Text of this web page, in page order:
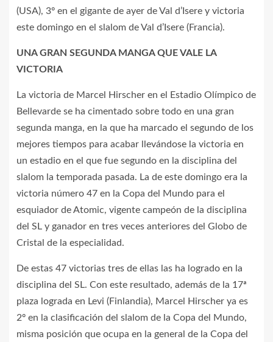
(USA), 3º en el gigante de ayer de Val d’Isere y victoria
este domingo en el slalom de Val d’Isere (Francia).
UNA GRAN SEGUNDA MANGA QUE VALE LA
VICTORIA
La victoria de Marcel Hirscher en el Estadio Olímpico de
Bellevarde se ha cimentado sobre todo en una gran
segunda manga, en la que ha marcado el segundo de los
mejores tiempos para acabar llevándose la victoria en
un estadio en el que fue segundo en la disciplina del
slalom la temporada pasada. La de este domingo era la
victoria número 47 en la Copa del Mundo para el
esquiador de Atomic, vigente campeón de la disciplina
del SL y ganador en tres veces anteriores del Globo de
Cristal de la especialidad.
De estas 47 victorias tres de ellas las ha logrado en la
disciplina del SL. Con este resultado, además de la 17ª
plaza lograda en Levi (Finlandia), Marcel Hirscher ya es
2º en la clasificación del slalom de la Copa del Mundo,
misma posición que ocupa en la general de la Copa del